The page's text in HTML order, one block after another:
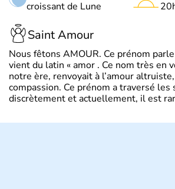
croissant de Lune
Saint Amour
Nous fêtons AMOUR. Ce prénom
vient du latin « amor . Ce nom très en
notre ère, renvoyait à l’amour
compassion. Ce prénom a traversé les
discrètement et actuellement, il est